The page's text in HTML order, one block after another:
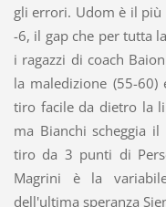
gli errori. Udom è il più
-6, il gap che per tutta
i ragazzi di coach
la maledizione (55-60)
tiro facile da dietro la
ma Bianchi scheggia
tiro da 3 punti di
Magrini è la
dell'ultima speranza